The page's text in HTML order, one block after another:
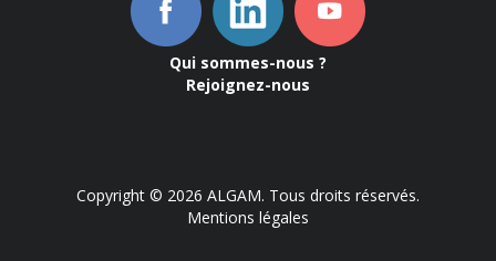
Qui sommes-nous ?
Rejoignez-nous
Copyright © 2026 ALGAM. Tous droits réservés.
Mentions légales